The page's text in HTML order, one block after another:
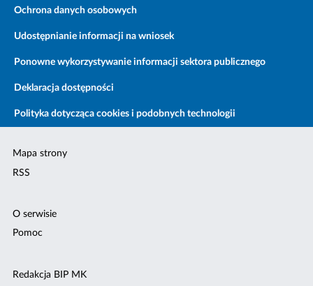
Ochrona danych osobowych
Udostępnianie informacji na wniosek
Ponowne wykorzystywanie informacji sektora publicznego
Deklaracja dostępności
Polityka dotycząca cookies i podobnych technologii
Mapa strony
RSS
O serwisie
Pomoc
Redakcja BIP MK